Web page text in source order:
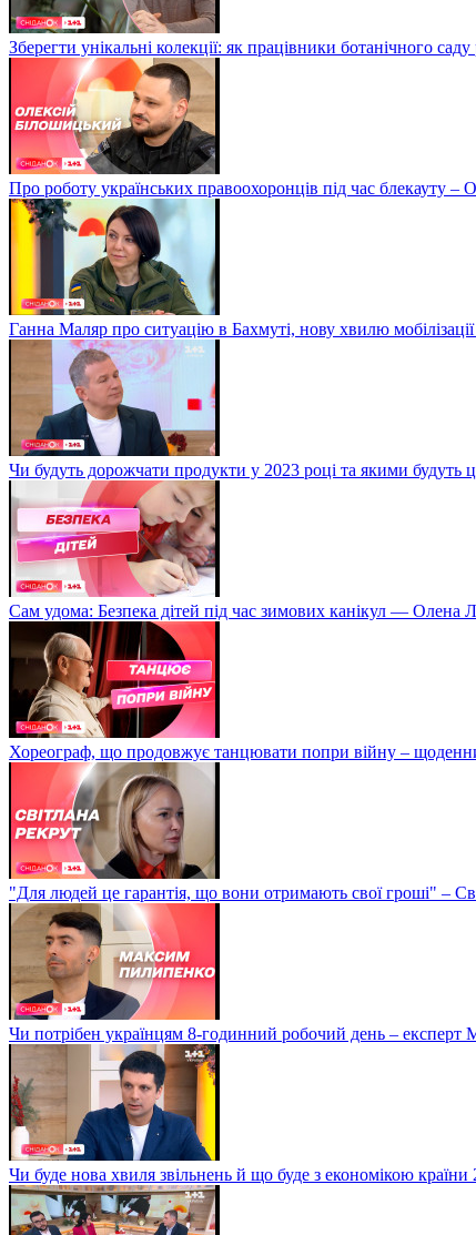
Зберегти унікальні колекції: як працівники ботанічного
Про роботу українських правоохоронців під час блекауту –
Ганна Маляр про ситуацію в Бахмуті, нову хвилю
Чи будуть дорожчати продукти у 2023 році та якими
Сам удома: Безпека дітей під час зимових канікул — Олена
Хореограф, що продовжує танцювати попри війну –
"Для людей це гарантія, що вони отримають свої гроші" –
Чи потрібен українцям 8-годинний робочий день –
Чи буде нова хвиля звільнень й що буде з економікою